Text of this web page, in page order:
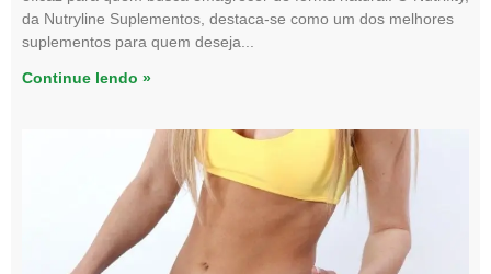
da Nutryline Suplementos, destaca-se como um dos melhores
suplementos para quem deseja
Continue lendo »